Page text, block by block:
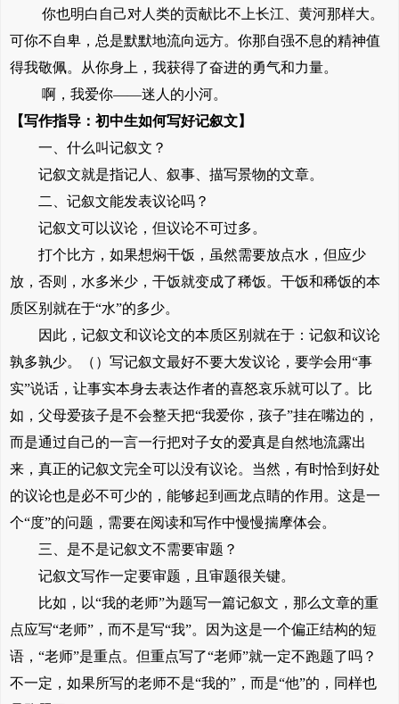
你也明白自己对人类的贡献比不上长江、黄河那样大。
可你不自卑，总是默默地流向远方。你那自强不息的精神值
得我敬佩。从你身上，我获得了奋进的勇气和力量。
啊，我爱你——迷人的小河。
【写作指导：初中生如何写好记叙文】
一、什么叫记叙文？
记叙文就是指记人、叙事、描写景物的文章。
二、记叙文能发表议论吗？
记叙文可以议论，但议论不可过多。
打个比方，如果想焖干饭，虽然需要放点水，但应少
放，否则，水多米少，干饭就变成了稀饭。干饭和稀饭的本
质区别就在于“水”的多少。
因此，记叙文和议论文的本质区别就在于：记叙和议论
孰多孰少。（）写记叙文最好不要大发议论，要学会用“事
实”说话，让事实本身去表达作者的喜怒哀乐就可以了。比
如，父母爱孩子是不会整天把“我爱你，孩子”挂在嘴边的，
而是通过自己的一言一行把对子女的爱真是自然地流露出
来，真正的记叙文完全可以没有议论。当然，有时恰到好处
的议论也是必不可少的，能够起到画龙点睛的作用。这是一
个“度”的问题，需要在阅读和写作中慢慢揣摩体会。
三、是不是记叙文不需要审题？
记叙文写作一定要审题，且审题很关键。
比如，以“我的老师”为题写一篇记叙文，那么文章的重
点应写“老师”，而不是写“我”。因为这是一个偏正结构的短
语，“老师”是重点。但重点写了“老师”就一定不跑题了吗？
不一定，如果所写的老师不是“我的”，而是“他”的，同样也